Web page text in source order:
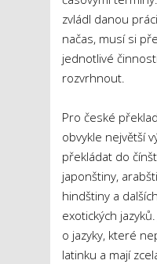
zvládl danou
načas, musí si
jednotlivé
rozvrhnout.
Pro české
obvykle největší
překládat do
japonštiny,
hindštiny a dalších
exotických
o jazyky, které
latinku a mají